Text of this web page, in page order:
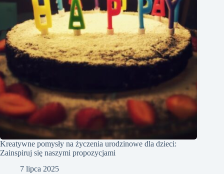
Kreatywne pomysły na życzenia urodzinowe dla dzieci:
Zainspiruj się naszymi propozycjami
7 lipca 2025